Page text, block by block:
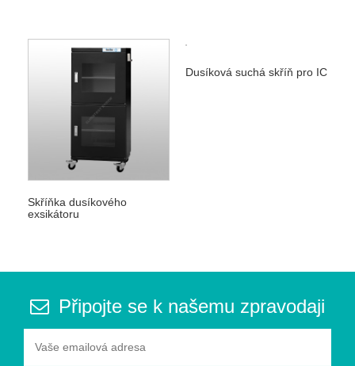
Skříňka dusíkového
exsikátoru
Dusíková suchá skříň pro IC
Připojte se k našemu zpravodaji